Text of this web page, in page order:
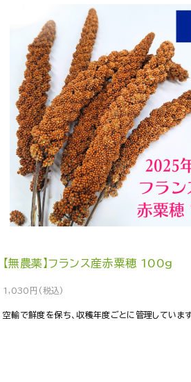
【無農薬】フランス産赤粟穂 100g
1,030円(税込)
空輸で鮮度を保ち、収穫年度ごとに管理していま